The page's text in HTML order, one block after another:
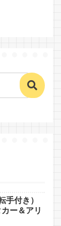
手付き）
ー＆アリ